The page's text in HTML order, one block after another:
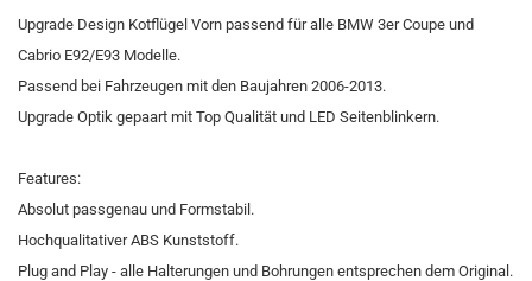
Upgrade Design Kotflügel Vorn passend für alle BMW 3er Coupe und
Cabrio E92/E93 Modelle.
Passend bei Fahrzeugen mit den Baujahren 2006-2013.
Upgrade Optik gepaart mit Top Qualität und LED Seitenblinkern.
Features:
Absolut passgenau und Formstabil.
Hochqualitativer ABS Kunststoff.
Plug and Play - alle Halterungen und Bohrungen entsprechen dem Original.